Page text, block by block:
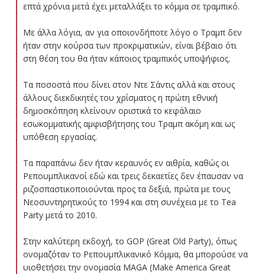
επτά χρόνια μετά έχει μεταλλάξει το κόμμα σε τραμπικό.
Με άλλα λόγια, αν για οποιονδήποτε λόγο ο Τραμπ δεν
ήταν στην κούρσα των προκριματικών, είναι βέβαιο ότι
στη θέση του θα ήταν κάποιος τραμπικός υποψήφιος.
Τα ποσοστά που δίνει στον Ντε Σάντις αλλά και στους
άλλους διεκδικητές του χρίσματος η πρώτη εθνική
δημοσκόπηση κλείνουν οριστικά το κεφάλαιο
εσωκομματικής αμφισβήτησης του Τραμπ ακόμη και ως
υπόθεση εργασίας.
Τα παραπάνω δεν ήταν κεραυνός εν αιθρία, καθώς οι
Ρεπουμπλικανοί εδώ και τρεις δεκαετίες δεν έπαυσαν να
ριζοσπαστικοποιούνται προς τα δεξιά, πρώτα με τους
Νεοσυντηρητικούς το 1994 και στη συνέχεια με το Tea
Party μετά το 2010.
Στην καλύτερη εκδοχή, το GOP (Great Old Party), όπως
ονομαζόταν το Ρεπουμπλικανικό Κόμμα, θα μπορούσε να
υιοθετήσει την ονομασία MAGA (Make America Great